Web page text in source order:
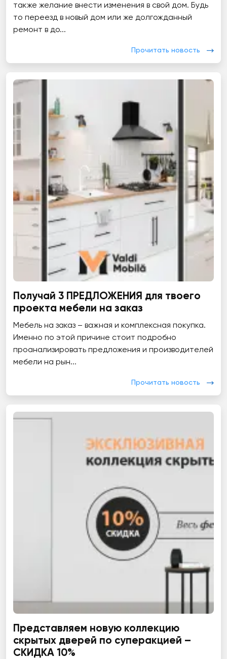
также желание внести изменения в свой дом. Будь
то переезд в новый дом или же долгожданный
ремонт в до...
Прочитать новость
Получай 3 ПРЕДЛОЖЕНИЯ для твоего
проекта мебели на заказ
Мебель на заказ – важная и комплексная покупка.
Именно по этой причине стоит подробно
проанализировать предложения и производителей
мебели на рын...
Прочитать новость
Представляем новую коллекцию
скрытых дверей по суперакцией –
СКИДКА 10%